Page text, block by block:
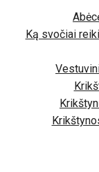
Ką svočiai